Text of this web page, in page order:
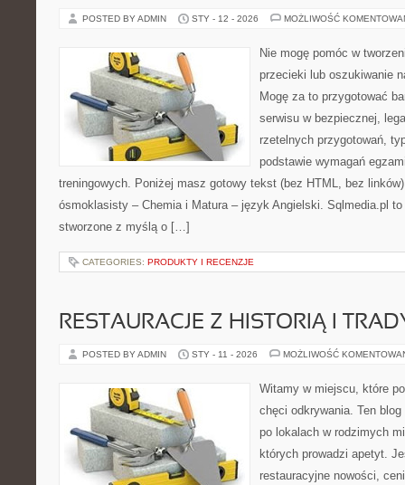
POSTED BY ADMIN STY - 12 - 2026 MOŻLIWOŚĆ
Nie mogę pomóc w
przecieki lub oszukiwanie
Mogę za to przygotować
serwisu w bezpiecznej,
rzetelnych przygotowań,
podstawie wymagań
treningowych. Poniżej masz gotowy tekst (bez HTML, bez
ósmoklasisty – Chemia i Matura – język Angielski. Sqlmedia.pl
stworzone z myślą o […]
CATEGORIES: PRODUKTY I RECENZJE
RESTAURACJE Z HISTORIĄ I
POSTED BY ADMIN STY - 11 - 2026 MOŻLIWOŚĆ
Witamy w miejscu, które
chęci odkrywania. Ten
po lokalach w rodzimych
których prowadzi apetyt.
restauracyjne nowości,